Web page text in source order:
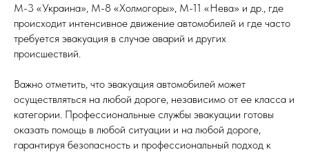
М-3 «Украина», М-8 «Холмогоры», М-11 «Нева» и др., где
происходит интенсивное движение автомобилей и где часто
требуется эвакуация в случае аварий и других
происшествий.
Важно отметить, что эвакуация автомобилей может
осуществляться на любой дороге, независимо от ее класса и
категории. Профессиональные службы эвакуации готовы
оказать помощь в любой ситуации и на любой дороге,
гарантируя безопасность и профессиональный подход к